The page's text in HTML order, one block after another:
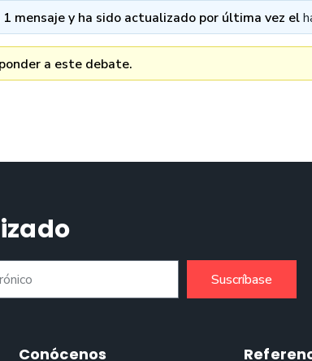
mensaje y ha sido actualizado por última vez el
a este debate.
Suscríbase
Conócenos